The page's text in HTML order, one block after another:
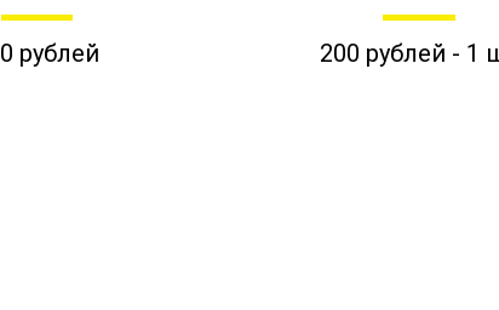
рублей 200 рублей - 1